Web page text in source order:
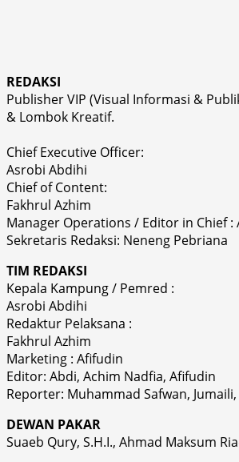
REDAKSI
Publisher VIP (Visual Informasi &
& Lombok Kreatif.
Chief Executive Officer:
Asrobi Abdihi
Chief of Content:
Fakhrul Azhim
Manager Operations / Editor in Chief :
Sekretaris Redaksi: Neneng Pebriana
TIM REDAKSI
Kepala Kampung / Pemred :
Asrobi Abdihi
Redaktur Pelaksana :
Fakhrul Azhim
Marketing : Afifudin
Editor: Abdi, Achim Nadfia, Afifudin
Reporter: Muhammad Safwan,
DEWAN PAKAR
Suaeb Qury, S.H.I., Ahmad Maksum